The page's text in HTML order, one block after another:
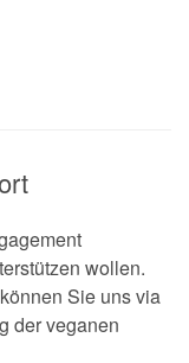
wollen.
Sie uns via
der veganen